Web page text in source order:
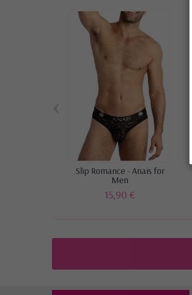
Slip Romance - Anaïs for
Men
15,90 €